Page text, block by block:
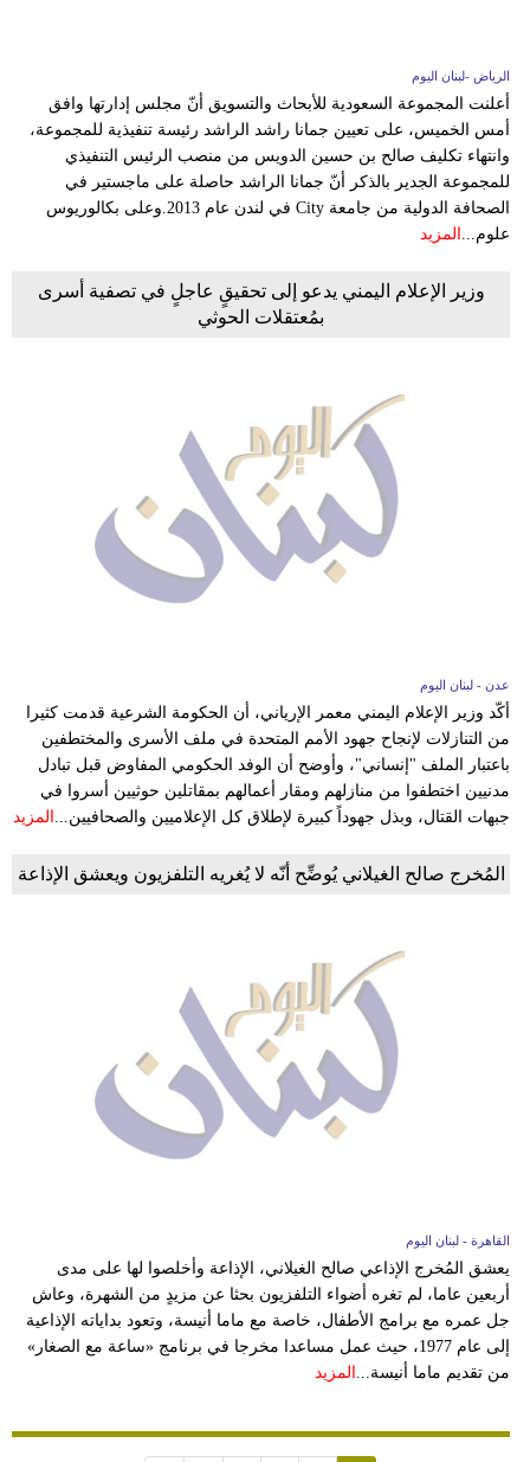
الرياض -لبنان اليوم
أعلنت المجموعة السعودية للأبحاث والتسويق أنّ مجلس إدارتها وافق
أمس الخميس، على تعيين جمانا راشد الراشد رئيسة تنفيذية للمجموعة،
وانتهاء تكليف صالح بن حسين الدويس من منصب الرئيس التنفيذي
للمجموعة الجدير بالذكر أنّ جمانا الراشد حاصلة على ماجستير في
الصحافة الدولية من جامعة City في لندن عام 2013.وعلى بكالوريوس
علوم... المزيد
وزير الإعلام اليمني يدعو إلى تحقيقٍ عاجلٍ في تصفية أسرى
بمُعتقلات الحوثي
عدن - لبنان اليوم
أكّد وزير الإعلام اليمني معمر الإرياني، أن الحكومة الشرعية قدمت كثيرا
من التنازلات لإنجاح جهود الأمم المتحدة في ملف الأسرى والمختطفين
باعتبار الملف "إنساني"، وأوضح أن الوفد الحكومي المفاوض قبل تبادل
مدنيين اختطفوا من منازلهم ومقار أعمالهم بمقاتلين حوثيين أسروا في
جبهات القتال، وبذل جهوداً كبيرة لإطلاق كل الإعلاميين والصحافيين... المزيد
المُخرج صالح الغيلاني يُوضِّح أنّه لا يُغريه التلفزيون ويعشق الإذاعة
القاهرة - لبنان اليوم
يعشق المُخرج الإذاعي صالح الغيلاني، الإذاعة وأخلصوا لها على مدى
أربعين عاما، لم تغره أضواء التلفزيون بحثا عن مزيدٍ من الشهرة، وعاش
جل عمره مع برامج الأطفال، خاصة مع ماما أنيسة، وتعود بداياته الإذاعية
إلى عام 1977، حيث عمل مساعدا مخرجا في برنامج «ساعة مع الصغار»
من تقديم ماما أنيسة...
المزيد